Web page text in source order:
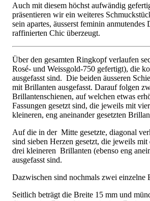
Auch mit diesem höchst aufwändig
präsentieren wir ein weiteres
sein apartes, äusserst feminin anmutendes
raffinierten Chic überzeugt.
Über den gesamten Ringkopf verlaufen
Rosé- und Weissgold-750 gefertigt), die
ausgefasst sind. Die beiden äusseren
mit Brillanten ausgefasst. Darauf folgen
Brillantenschienen, auf welchen etwas
Fassungen gesetzt sind, die jeweils mit
kleineren, eng aneinander gesetzten
Auf die in der Mitte gesetzte, diagonal
sind sieben Herzen gesetzt, die jeweils mit
drei kleineren Brillanten (ebenso eng
ausgefasst sind.
Dazwischen sind nochmals zwei einzelne
Seitlich beträgt die Breite 15 mm und